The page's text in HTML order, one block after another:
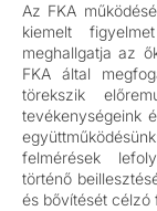
Az FKA
kiemelt
meghallgatja az
FKA által
törekszik
tevékenységeink
felmérések
történő
és bővítését célzó